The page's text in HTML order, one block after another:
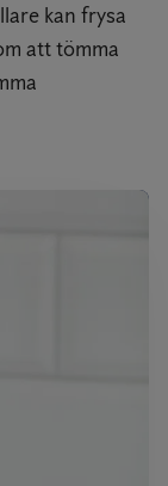
kan frysa
att tömma